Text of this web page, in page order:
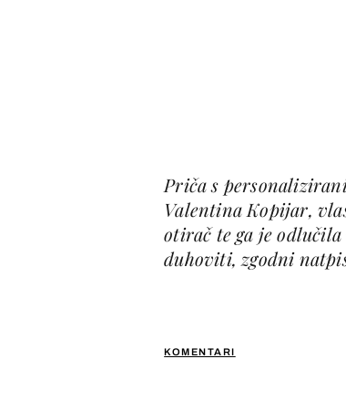
KOMENTARI
Priča s
Valentina Kopijar,
otirač te ga je
duhoviti, zgodni